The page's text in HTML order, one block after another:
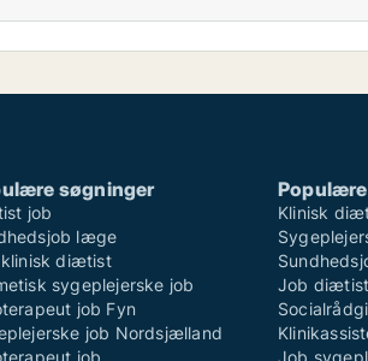
søgninger
job
læge
diætist
sygeplejerske job
job Fyn
job Nordsjælland
job
Klinisk
Job diætist
Job